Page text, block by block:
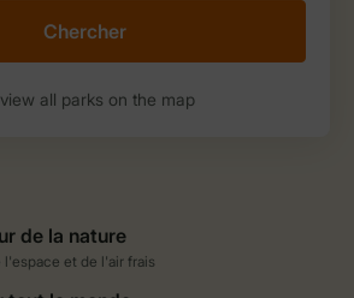
Chercher
view all parks on the map